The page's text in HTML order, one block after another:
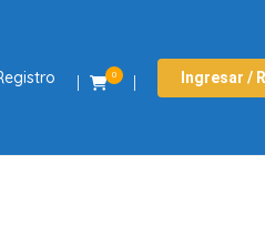
0 Ingresar /